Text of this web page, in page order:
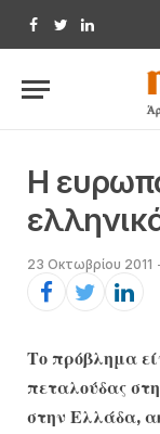
Facebook
TwitterLinkedIn
Η
23 Οκτωβρίου 2011
Το πρόβλημα
πεταλούδας
στην Ελλάδα,